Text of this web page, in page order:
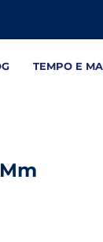
TEMPO E